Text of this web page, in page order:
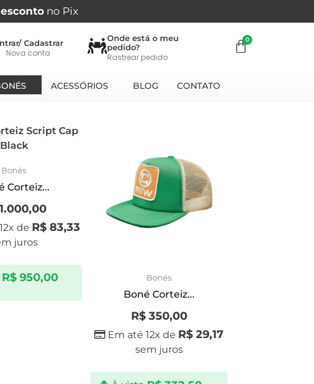
no Pix
Cadastrar
Nova conta
Onde está o meu
pedido?
Rastrear pedido
ACESSÓRIOS BLOG CONTATO
Bonés
Corteiz...
de R$83,33
juros
R$950,00 Bonés
Boné Corteiz...
R$350,00
Em até 12x de R$ 29,17
sem juros